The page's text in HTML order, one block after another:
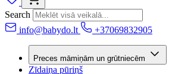
Search
info@babydo.lt
+37069832905
Preces māmiņām un grūtniecēm
Zīdaiņa pūriņš